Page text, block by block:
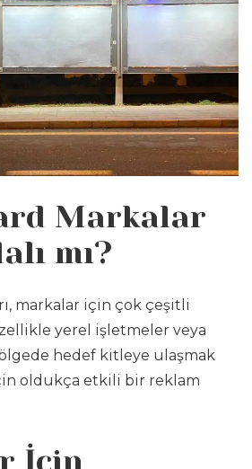
Markalar
mı?
markalar için çok çeşitli
yerel işletmeler veya
hedef kitleye ulaşmak
oldukça etkili bir reklam
İçin